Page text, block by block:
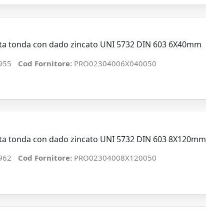
tonda con dado zincato UNI 5732 DIN 603 6X40mm
Cod Fornitore: PRO02304006X040050
tonda con dado zincato UNI 5732 DIN 603 8X120mm
Cod Fornitore: PRO02304008X120050